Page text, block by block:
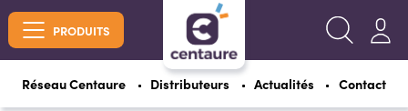
PRODUITS
Réseau Centaure Distributeurs Actualités Contact